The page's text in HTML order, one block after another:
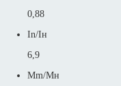
0,88
In/Iн
6,9
Mm/Mн